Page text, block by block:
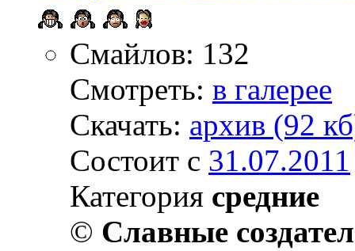
Смайлов: 132
Смотреть: в галерее
Скачать: архив (92
Состоит с 31.07.2011
Категория средние
© Славные